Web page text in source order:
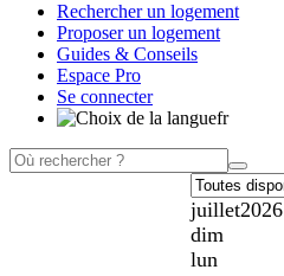
Rechercher un logement
Proposer un logement
Guides & Conseils
Espace Pro
Se connecter
fr
juillet2026
dim
lun